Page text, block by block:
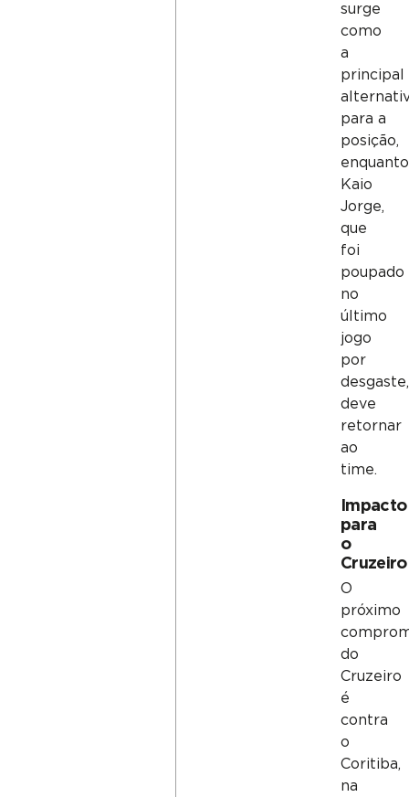
surge
como
a
principal
para a
posição,
enquanto
Kaio
Jorge,
que
foi
poupado
no
último
jogo
por
desgaste,
deve
retornar
ao
time.
Impacto
para
o
Cruzeiro
O
próximo
do
Cruzeiro
é
contra
o
Coritiba,
na